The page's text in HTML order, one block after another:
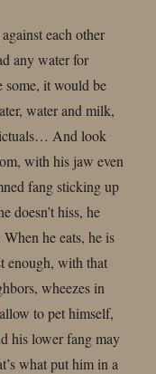
each other
any water for
some, it would be
water and milk,
And look
with his jaw even
fang sticking up
doesn’t hiss, he
he eats, he is
enough, with that
wheezes in
to pet himself,
his lower fang may
what put him in a